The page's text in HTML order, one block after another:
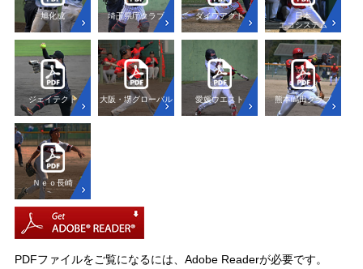
旭化成 埼玉県庁クラブ ダイワアクト
日本
エコシステム
ジェイテクト 大阪・堺グローバル 愛媛ウエスト 熊本嶋田クラブ
Ｎｅｏ長崎
PDFファイルをご覧になるには、Adobe Readerが必要です。